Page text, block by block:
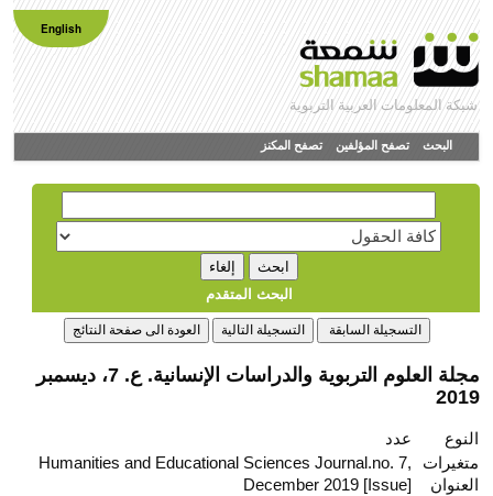
English
شبكة المعلومات العربية التربوية
البحث تصفح المؤلفين تصفح المكنز
البحث المتقدم
مجلة العلوم التربوية والدراسات الإنسانية. ع. 7، ديسمبر
2019
النوع
عدد
متغيرات
العنوان
Humanities and Educational Sciences Journal.no. 7,
December 2019 [Issue]